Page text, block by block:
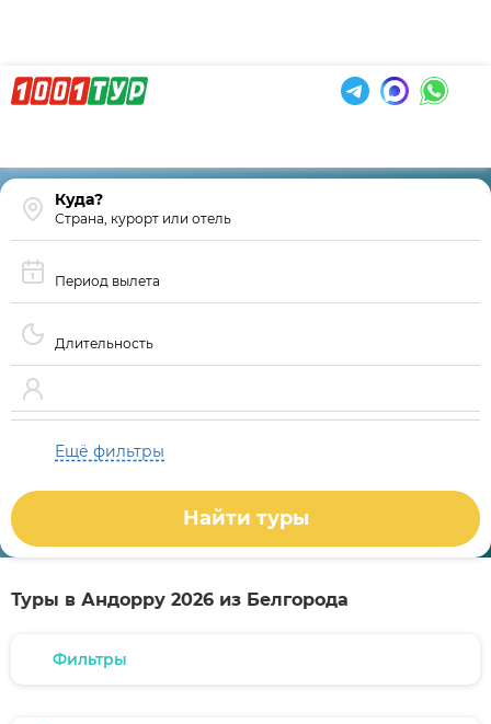
Страна, курорт или отель
Период вылета
Длительность
Ещё фильтры
Найти туры
Туры в Андорру 2026 из Белгорода
Фильтры